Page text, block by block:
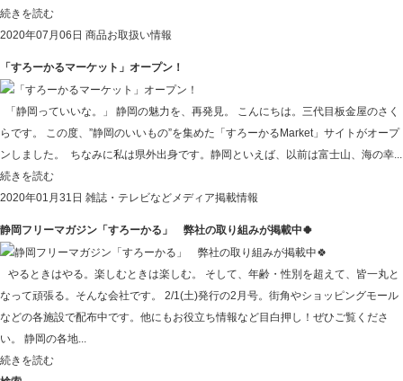
続きを読む
2020年07月06日 商品お取扱い情報
「すろーかるマーケット」オープン！
「静岡っていいな。」 静岡の魅力を、再発見。 こんにちは。三代目板金屋のさく
らです。 この度、”静岡のいいもの”を集めた「すろーかるMarket」サイトがオープ
ンしました。 ちなみに私は県外出身です。静岡といえば、以前は富士山、海の幸...
続きを読む
2020年01月31日 雑誌・テレビなどメディア掲載情報
静岡フリーマガジン「すろーかる」 弊社の取り組みが掲載中🍀
やるときはやる。楽しむときは楽しむ。 そして、年齢・性別を超えて、皆一丸と
なって頑張る。そんな会社です。 2/1(土)発行の2月号。街角やショッピングモール
などの各施設で配布中です。他にもお役立ち情報など目白押し！ぜひご覧くださ
い。 静岡の各地...
続きを読む